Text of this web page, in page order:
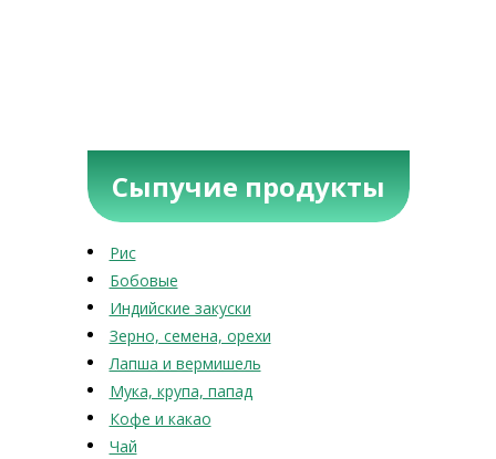
Сыпучие продукты
Рис
Бобовые
Индийские закуски
Зерно, семена, орехи
Лапша и вермишель
Мука, крупа, папад
Кофе и какао
Чай